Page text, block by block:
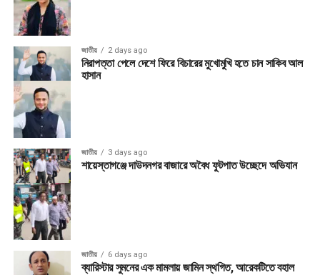
জাতীয় 2 days ago
নিরাপত্তা পেলে দেশে ফিরে বিচারের মুখোমুখি হতে চান সাকিব আল
হাসান
জাতীয় 3 days ago
শায়েস্তাগঞ্জে দাউদনগর বাজারে অবৈধ ফুটপাত উচ্ছেদে অভিযান
জাতীয় 6 days ago
ব্যারিস্টার সুমনের এক মামলায় জামিন স্থগিত, আরেকটিতে বহাল